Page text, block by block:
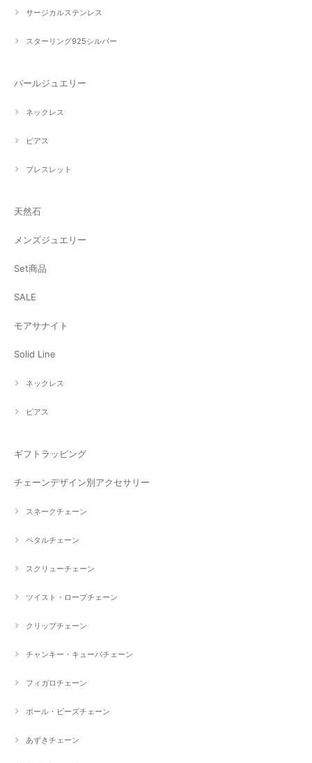
サージカルステンレス
スターリング925シルバー
パールジュエリー
ネックレス
ピアス
ブレスレット
天然石
メンズジュエリー
Set商品
SALE
モアサナイト
Solid Line
ネックレス
ピアス
ギフトラッピング
チェーンデザイン別アクセサリー
スネークチェーン
ペタルチェーン
スクリューチェーン
ツイスト・ロープチェーン
クリップチェーン
チャンキー・キューバチェーン
フィガロチェーン
ボール・ビーズチェーン
あずきチェーン